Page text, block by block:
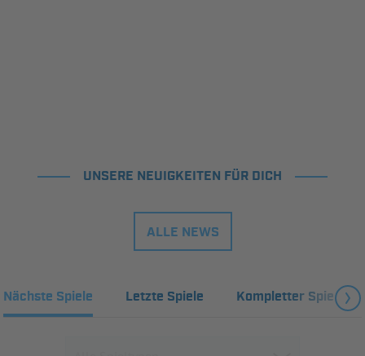
UNSERE NEUIGKEITEN FÜR DICH
ALLE NEWS
Nächste Spiele Letzte Spiele Kompletter Spielplan